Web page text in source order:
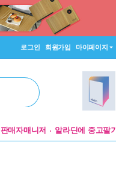
로그인 회원가입 마이페이지
판매자매니저 알라딘에 중고팔기